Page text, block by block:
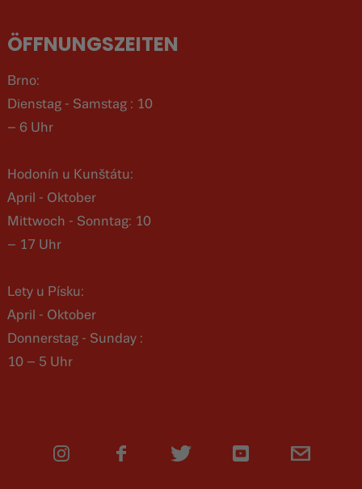
ÖFFNUNGSZEITEN
Brno:
Dienstag - Samstag : 10
– 6 Uhr
Hodonín u Kunštátu:
April - Oktober
Mittwoch - Sonntag: 10
– 17 Uhr
Lety u Písku:
April - Oktober
Donnerstag - Sunday :
10 – 5 Uhr